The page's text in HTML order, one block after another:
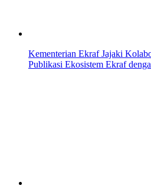
Kementerian Ekraf Jajaki
Publikasi Ekosistem Ekraf